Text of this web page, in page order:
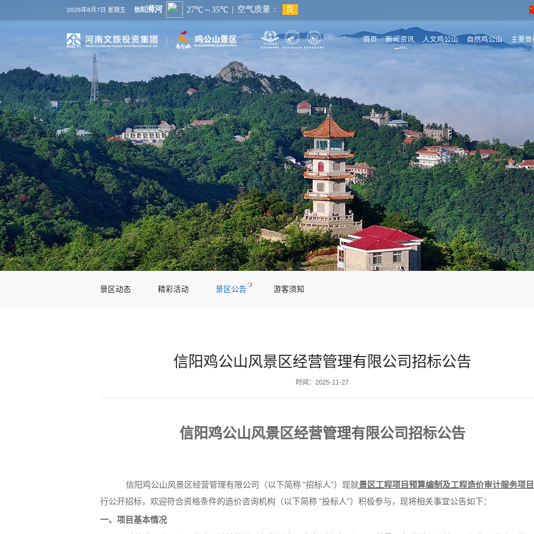
2026年8月7日 星期五 信阳
首页 新闻资讯 人文鸡公山 自然鸡公山 主要景
景区动态 精彩活动 景区公告 游客须知
信阳鸡公山风景区经营管理有限公司招标公告
时间：2025-11-27
信阳鸡公山风景区经营管理有限公司招标公告
信阳鸡公山风景区经营管理有限公司（以下简称 “招标人”）现就景区工程项目预算编制及工程造价审计服务项目
行公开招标，欢迎符合资格条件的造价咨询机构（以下简称“投标人”）积极参与，现将相关事宜公告如下：
一、项目基本情况